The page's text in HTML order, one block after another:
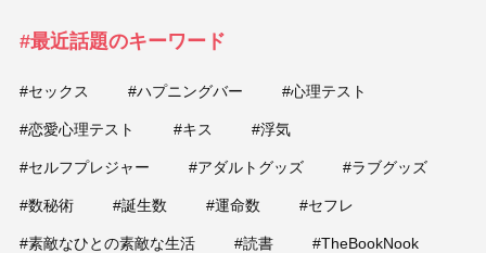
#最近話題のキーワード
#セックス #ハプニングバー #心理テスト
#恋愛心理テスト #キス #浮気
#セルフプレジャー #アダルトグッズ #ラブグッズ
#数秘術 #誕生数 #運命数 #セフレ
#素敵なひとの素敵な生活 #読書 #TheBookNook